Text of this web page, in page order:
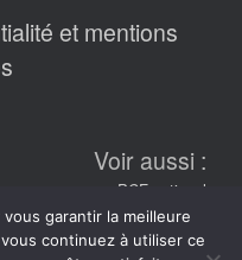
et mentions
Voir aussi :
PCF national
L'humanité
Fondation Gabriel Péri
garantir la meilleure
continuez à utiliser ce